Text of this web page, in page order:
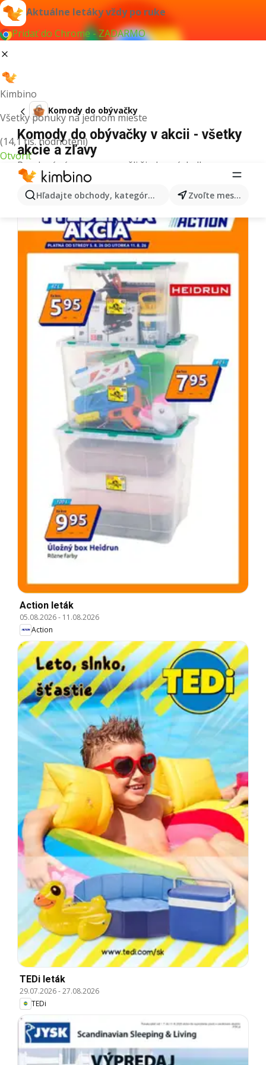
Aktuálne letáky vždy po ruke
Pridať do Chrome - ZADARMO
Kimbino
Všetky ponuky na jednom mieste
(14,1 tis. hodnotení)
Otvoriť
Hľadajte obchody, kategórie, produkty... Zvoľte mesto
Komody do obývačky
Komody do obývačky v akcii - všetky
akcie a zľavy
Pre daný výraz sme nenašli žiadne výsledky.
Ďalšie letáky z kategórie
Action leták
05.08.2026- 11.08.2026
Action
TEDi leták
29.07.2026-27.08.2026
TEDi